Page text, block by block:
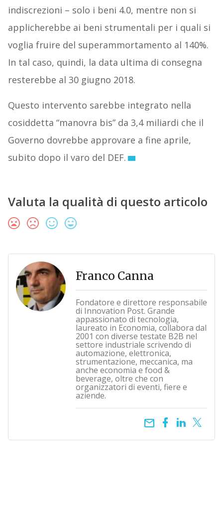
indiscrezioni – solo i beni 4.0, mentre non si
applicherebbe ai beni strumentali per i quali si
voglia fruire del superammortamento al 140%.
In tal caso, quindi, la data ultima di consegna
resterebbe al 30 giugno 2018.
Questo intervento sarebbe integrato nella
cosiddetta “manovra bis” da 3,4 miliardi che il
Governo dovrebbe approvare a fine aprile,
subito dopo il varo del DEF.
Valuta la qualità di questo articolo
Franco Canna
Fondatore e direttore responsabile
di Innovation Post. Grande
appassionato di tecnologia,
laureato in Economia, collabora dal
2001 con diverse testate B2B nel
settore industriale scrivendo di
automazione, elettronica,
strumentazione, meccanica, ma
anche economia e food &
beverage, oltre che con
organizzatori di eventi, fiere e
aziende.
email